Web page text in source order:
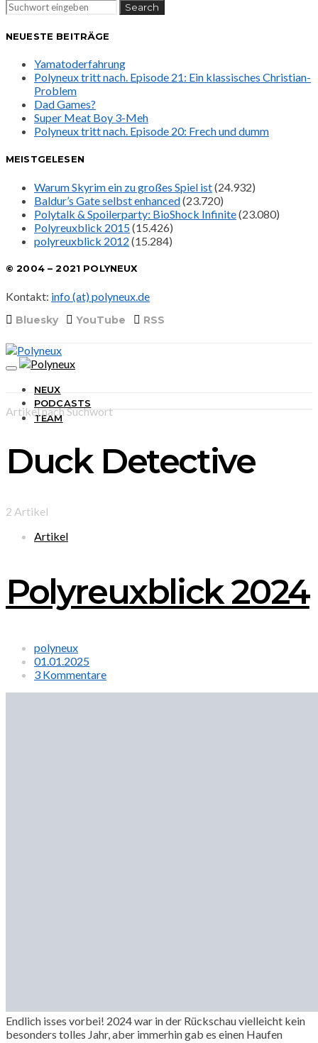
Search
NEUESTE BEITRÄGE
Yamatoderfahrung
Polyneux tritt nach. Episode 21: Ein klassisches Christian-
Problem
Dad Games?
Super Meat Boy 3-Meh
Polyneux tritt nach. Episode 20: Frech und dumm
MEISTGELESEN
Warum Skyrim ein zu großes Spiel ist(24.932)
Baldur’s Gate selbst enhanced(23.720)
Polytalk & Spoilerparty: BioShock Infinite(23.080)
Polyreuxblick 2015(15.426)
polyreuxblick 2012 (15.284)
© 2004 – 2021 POLYNEUX
Kontakt: info (at) polyneux.de
Bluesky YouTube RSS
NEUX
PODCASTS
TEAM
Artikel nach Suchwort
Duck Detective
2 Artikel
Artikel
Polyreuxblick 2024
polyneux
01.01.2025
3 Kommentare
Endlich isses vorbei! 2024 war in der Rückschau vielleicht kein
besonders tolles Jahr, aber immerhin gab es einen Haufen